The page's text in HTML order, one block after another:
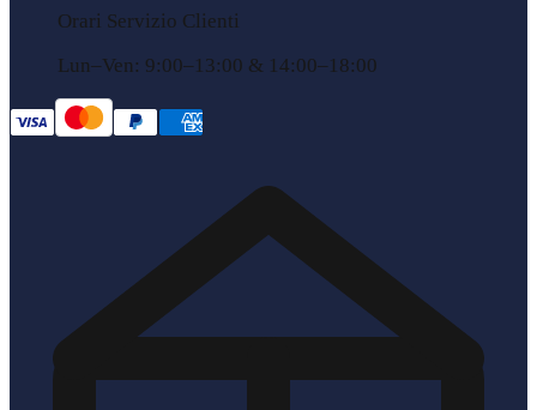
Orari Servizio Clienti
Lun–Ven: 9:00–13:00 & 14:00–18:00